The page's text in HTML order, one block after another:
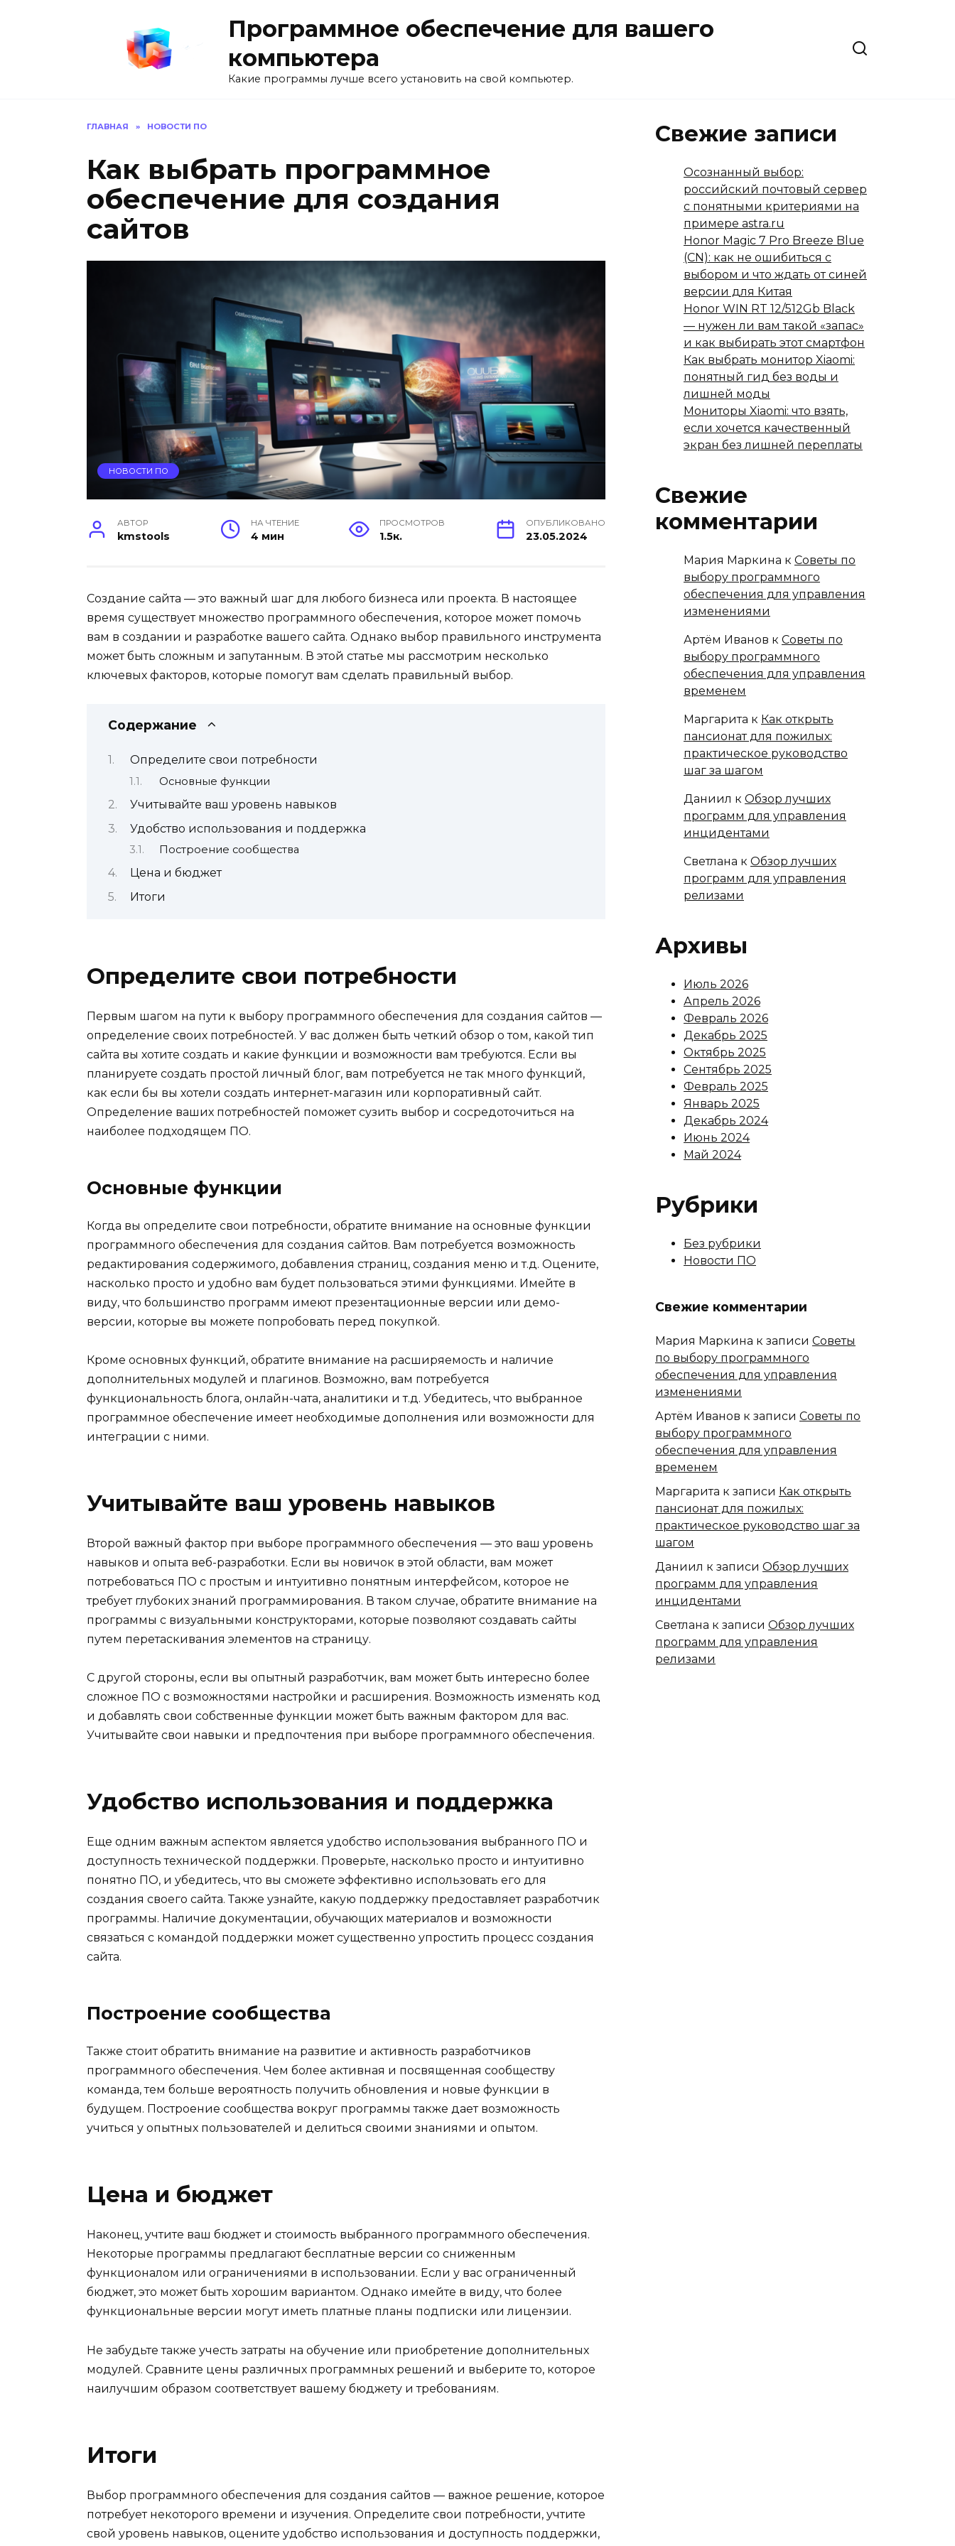
Программное обеспечение для вашего
компьютера
Какие программы лучше всего установить на свой компьютер.
ГЛАВНАЯ » НОВОСТИ ПО
Как выбрать программное
обеспечение для создания
сайтов
НОВОСТИ ПО
АВТОР
kmstools
НА ЧТЕНИЕ
4 мин
ПРОСМОТРОВ
1.5к.
ОПУБЛИКОВАНО
23.05.2024
Создание сайта — это важный шаг для любого бизнеса или проекта. В настоящее
время существует множество программного обеспечения, которое может помочь
вам в создании и разработке вашего сайта. Однако выбор правильного инструмента
может быть сложным и запутанным. В этой статье мы рассмотрим несколько
ключевых факторов, которые помогут вам сделать правильный выбор.
Содержание
Определите свои потребности
Основные функции
Учитывайте ваш уровень навыков
Удобство использования и поддержка
Построение сообщества
Цена и бюджет
Итоги
Определите свои потребности
Первым шагом на пути к выбору программного обеспечения для создания сайтов —
определение своих потребностей. У вас должен быть четкий обзор о том, какой тип
сайта вы хотите создать и какие функции и возможности вам требуются. Если вы
планируете создать простой личный блог, вам потребуется не так много функций,
как если бы вы хотели создать интернет-магазин или корпоративный сайт.
Определение ваших потребностей поможет сузить выбор и сосредоточиться на
наиболее подходящем ПО.
Основные функции
Когда вы определите свои потребности, обратите внимание на основные функции
программного обеспечения для создания сайтов. Вам потребуется возможность
редактирования содержимого, добавления страниц, создания меню и т.д. Оцените,
насколько просто и удобно вам будет пользоваться этими функциями. Имейте в
виду, что большинство программ имеют презентационные версии или демо-
версии, которые вы можете попробовать перед покупкой.
Кроме основных функций, обратите внимание на расширяемость и наличие
дополнительных модулей и плагинов. Возможно, вам потребуется
функциональность блога, онлайн-чата, аналитики и т.д. Убедитесь, что выбранное
программное обеспечение имеет необходимые дополнения или возможности для
интеграции с ними.
Учитывайте ваш уровень навыков
Второй важный фактор при выборе программного обеспечения — это ваш уровень
навыков и опыта веб-разработки. Если вы новичок в этой области, вам может
потребоваться ПО с простым и интуитивно понятным интерфейсом, которое не
требует глубоких знаний программирования. В таком случае, обратите внимание на
программы с визуальными конструкторами, которые позволяют создавать сайты
путем перетаскивания элементов на страницу.
С другой стороны, если вы опытный разработчик, вам может быть интересно более
сложное ПО с возможностями настройки и расширения. Возможность изменять код
и добавлять свои собственные функции может быть важным фактором для вас.
Учитывайте свои навыки и предпочтения при выборе программного обеспечения.
Удобство использования и поддержка
Еще одним важным аспектом является удобство использования выбранного ПО и
доступность технической поддержки. Проверьте, насколько просто и интуитивно
понятно ПО, и убедитесь, что вы сможете эффективно использовать его для
создания своего сайта. Также узнайте, какую поддержку предоставляет разработчик
программы. Наличие документации, обучающих материалов и возможности
связаться с командой поддержки может существенно упростить процесс создания
сайта.
Построение сообщества
Также стоит обратить внимание на развитие и активность разработчиков
программного обеспечения. Чем более активная и посвященная сообществу
команда, тем больше вероятность получить обновления и новые функции в
будущем. Построение сообщества вокруг программы также дает возможность
учиться у опытных пользователей и делиться своими знаниями и опытом.
Цена и бюджет
Наконец, учтите ваш бюджет и стоимость выбранного программного обеспечения.
Некоторые программы предлагают бесплатные версии со сниженным
функционалом или ограничениями в использовании. Если у вас ограниченный
бюджет, это может быть хорошим вариантом. Однако имейте в виду, что более
функциональные версии могут иметь платные планы подписки или лицензии.
Не забудьте также учесть затраты на обучение или приобретение дополнительных
модулей. Сравните цены различных программных решений и выберите то, которое
наилучшим образом соответствует вашему бюджету и требованиям.
Итоги
Выбор программного обеспечения для создания сайтов — важное решение, которое
потребует некоторого времени и изучения. Определите свои потребности, учтите
свой уровень навыков, оцените удобство использования и доступность поддержки,
Свежие записи
Осознанный выбор:
российский почтовый сервер
с понятными критериями на
примере astra.ru
Honor Magic 7 Pro Breeze Blue
(CN): как не ошибиться с
выбором и что ждать от синей
версии для Китая
Honor WIN RT 12/512Gb Black
— нужен ли вам такой «запас»
и как выбирать этот смартфон
Как выбрать монитор Xiaomi:
понятный гид без воды и
лишней моды
Мониторы Xiaomi: что взять,
если хочется качественный
экран без лишней переплаты
Свежие
комментарии
Мария Маркина к Советы по
выбору программного
обеспечения для управления
изменениями
Артём Иванов к Советы по
выбору программного
обеспечения для управления
временем
Маргарита к Как открыть
пансионат для пожилых:
практическое руководство
шаг за шагом
Даниил к Обзор лучших
программ для управления
инцидентами
Светлана к Обзор лучших
программ для управления
релизами
Архивы
Июль 2026
Апрель 2026
Февраль 2026
Декабрь 2025
Октябрь 2025
Сентябрь 2025
Февраль 2025
Январь 2025
Декабрь 2024
Июнь 2024
Май 2024
Рубрики
Без рубрики
Новости ПО
Свежие комментарии
Мария Маркина к записи Советы
по выбору программного
обеспечения для управления
изменениями
Артём Иванов к записи Советы по
выбору программного
обеспечения для управления
временем
Маргарита к записи Как открыть
пансионат для пожилых:
практическое руководство шаг за
шагом
Даниил к записи Обзор лучших
программ для управления
инцидентами
Светлана к записи Обзор лучших
программ для управления
релизами